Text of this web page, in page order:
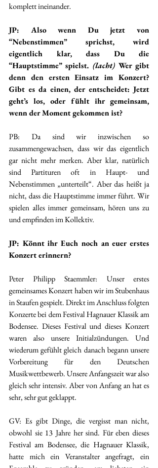
komplett ineinander.
JP: Also wenn Du jetzt von
“Nebenstimmen” sprichst, wird
eigentlich klar, dass Du die
“Hauptstimme” spielst. (lacht) Wer gibt
denn den ersten Einsatz im Konzert?
Gibt es da einen, der entscheidet: Jetzt
geht’s los, oder fühlt ihr gemeinsam,
wenn der Moment gekommen ist?
PB: Da sind wir inzwischen so
zusammengewachsen, dass wir das eigentlich
gar nicht mehr merken. Aber klar, natürlich
sind Partituren oft in Haupt- und
Nebenstimmen „unterteilt“. Aber das heißt ja
nicht, dass die Hauptstimme immer führt. Wir
spielen alles immer gemeinsam, hören uns zu
und empfinden im Kollektiv.
JP: Könnt ihr Euch noch an euer erstes
Konzert erinnern?
Peter Philipp Staemmler: Unser erstes
gemeinsames Konzert haben wir im Stubenhaus
in Staufen gespielt. Direkt im Anschluss folgten
Konzerte bei dem Festival Hagnauer Klassik am
Bodensee. Dieses Festival und dieses Konzert
waren also unsere Initialzündungen. Und
wiederum gefühlt gleich danach begann unsere
Vorbereitung für den Deutschen
Musikwettbewerb. Unsere Anfangszeit war also
gleich sehr intensiv. Aber von Anfang an hat es
sehr, sehr gut geklappt.
GV: Es gibt Dinge, die vergisst man nicht,
obwohl sie 13 Jahre her sind. Für eben dieses
Festival am Bodensee, die Hagnauer Klassik,
hatte mich ein Veranstalter angefragt, ein